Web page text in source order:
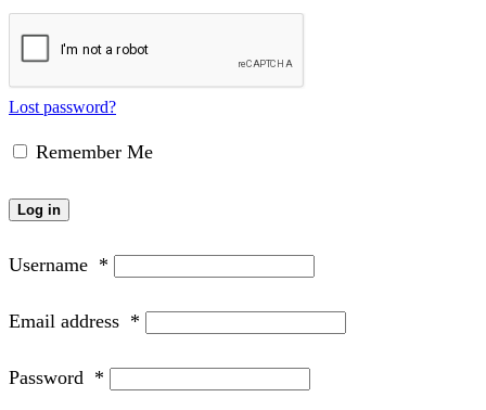
Lost password?
Remember Me
Log in
Username *
Email address *
Password *